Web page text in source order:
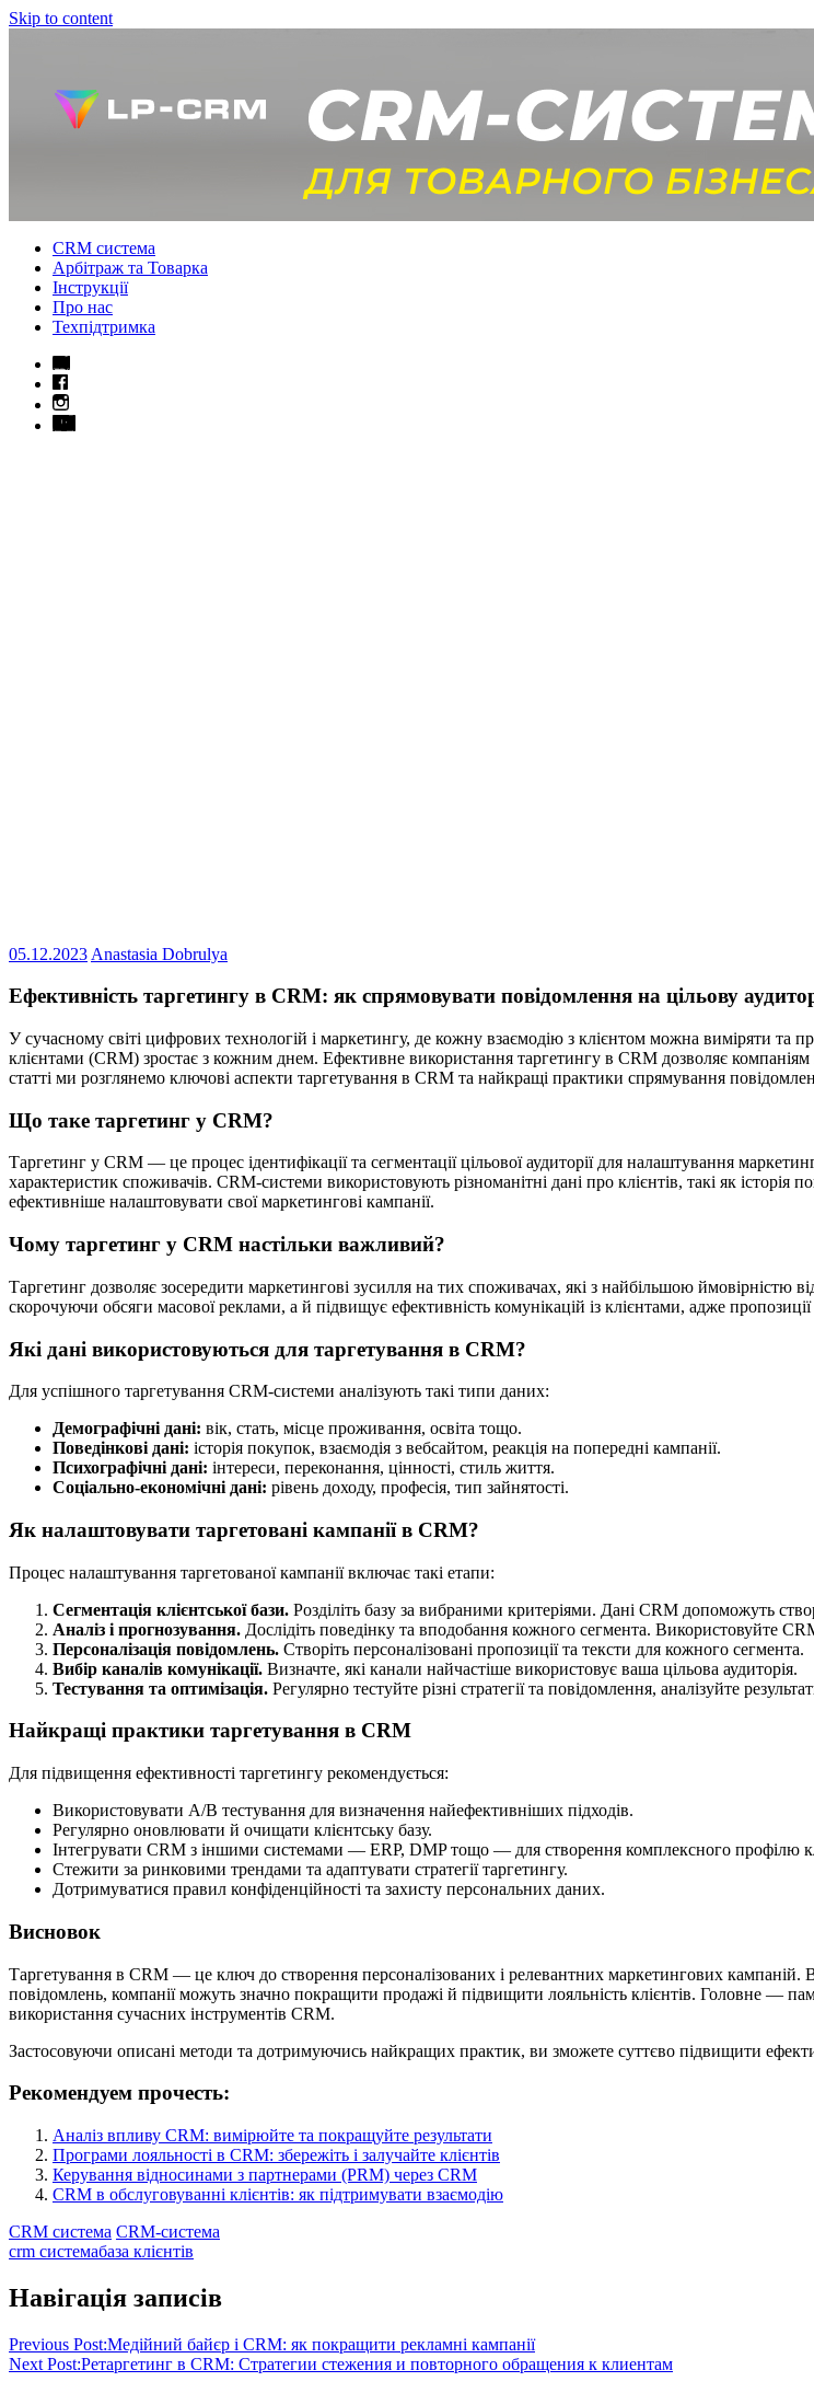
Skip to content
CRM система
Арбітраж та Товарка
Інструкції
Про нас
Техпідтримка
05.12.2023 Anastasia Dobrulya
Ефективність таргетингу в CRM: як спрямовувати повідомлення на цільову
У сучасному світі цифрових технологій і маркетингу, де кожну взаємодію з клієнтом можна виміряти та
клієнтами (CRM) зростає з кожним днем. Ефективне використання таргетингу в CRM дозволяє
статті ми розглянемо ключові аспекти таргетування в CRM та найкращі практики спрямування
Що таке таргетинг у CRM?
Таргетинг у CRM — це процес ідентифікації та сегментації цільової аудиторії для налаштування
характеристик споживачів. CRM-системи використовують різноманітні дані про клієнтів, такі як
ефективніше налаштовувати свої маркетингові кампанії.
Чому таргетинг у CRM настільки важливий?
Таргетинг дозволяє зосередити маркетингові зусилля на тих споживачах, які з найбільшою
скорочуючи обсяги масової реклами, а й підвищує ефективність комунікацій із клієнтами, адже
Які дані використовуються для таргетування в CRM?
Для успішного таргетування CRM-системи аналізують такі типи даних:
Демографічні дані: вік, стать, місце проживання, освіта тощо.
Поведінкові дані: історія покупок, взаємодія з вебсайтом, реакція на попередні кампанії.
Психографічні дані: інтереси, переконання, цінності, стиль життя.
Соціально-економічні дані: рівень доходу, професія, тип зайнятості.
Як налаштовувати таргетовані кампанії в CRM?
Процес налаштування таргетованої кампанії включає такі етапи:
Сегментація клієнтської бази. Розділіть базу за вибраними критеріями. Дані CRM допоможуть
Аналіз і прогнозування. Дослідіть поведінку та вподобання кожного сегмента. Використовуйте
Персоналізація повідомлень. Створіть персоналізовані пропозиції та тексти для кожного сегмента.
Вибір каналів комунікації. Визначте, які канали найчастіше використовує ваша цільова аудиторія.
Тестування та оптимізація. Регулярно тестуйте різні стратегії та повідомлення, аналізуйте
Найкращі практики таргетування в CRM
Для підвищення ефективності таргетингу рекомендується:
Використовувати A/B тестування для визначення найефективніших підходів.
Регулярно оновлювати й очищати клієнтську базу.
Інтегрувати CRM з іншими системами — ERP, DMP тощо — для створення комплексного профілю
Стежити за ринковими трендами та адаптувати стратегії таргетингу.
Дотримуватися правил конфіденційності та захисту персональних даних.
Висновок
Таргетування в CRM — це ключ до створення персоналізованих і релевантних маркетингових кампаній.
повідомлень, компанії можуть значно покращити продажі й підвищити лояльність клієнтів. Головне —
використання сучасних інструментів CRM.
Застосовуючи описані методи та дотримуючись найкращих практик, ви зможете суттєво підвищити
Рекомендуем прочесть:
Аналіз впливу CRM: вимірюйте та покращуйте результати
Програми лояльності в CRM: збережіть і залучайте клієнтів
Керування відносинами з партнерами (PRM) через CRM
CRM в обслуговуванні клієнтів: як підтримувати взаємодію
CRM система CRM-система
crm системабаза клієнтів
Навігація записів
Previous Post:Медійний байєр і CRM: як покращити рекламні кампанії
Next Post:Ретаргетинг в CRM: Стратегии стежения и повторного обращения к клиентам